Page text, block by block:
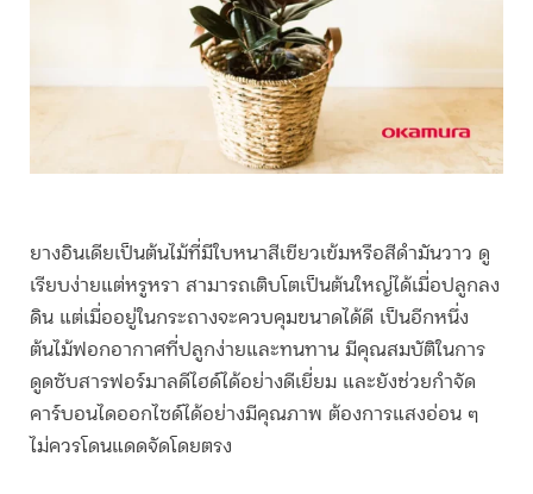
ยางอินเดียเป็นต้นไม้ที่มีใบหนาสีเขียวเข้มหรือสีดำมันวาว ดู
เรียบง่ายแต่หรูหรา สามารถเติบโตเป็นต้นใหญ่ได้เมื่อปลูกลง
ดิน แต่เมื่ออยู่ในกระถางจะควบคุมขนาดได้ดี เป็นอีกหนึ่ง
ต้นไม้ฟอกอากาศที่ปลูกง่ายและทนทาน มีคุณสมบัติในการ
ดูดซับสารฟอร์มาลดีไฮด์ได้อย่างดีเยี่ยม และยังช่วยกำจัด
คาร์บอนไดออกไซด์ได้อย่างมีคุณภาพ ต้องการแสงอ่อน ๆ
ไม่ควรโดนแดดจัดโดยตรง